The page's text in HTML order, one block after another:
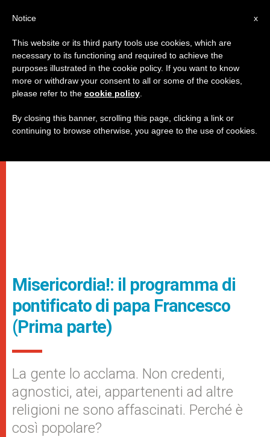
Misericordia!: il programma di
pontificato di papa Francesco
(Prima parte)
La gente lo acclama. Non credenti,
agnostici, atei, appartenenti ad altre
religioni ne sono affascinati. Perché è
così popolare?
x
Notice
This website or its third party tools use cookies, which are
necessary to its functioning and required to achieve the
purposes illustrated in the cookie policy. If you want to know
more or withdraw your consent to all or some of the cookies,
please refer to the cookie policy
By closing this banner, scrolling this page, clicking a link or
continuing to browse otherwise, you agree to the use of cookies.